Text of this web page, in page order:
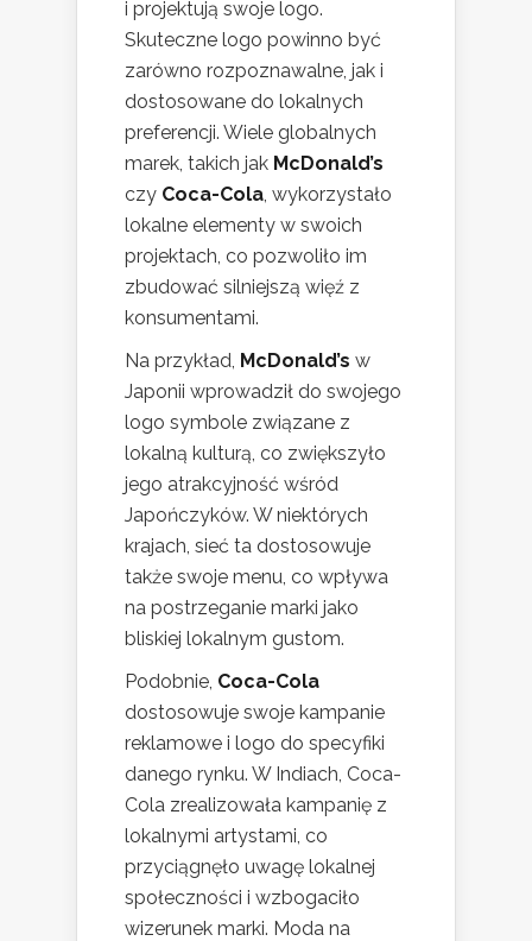
i projektują swoje logo.
Skuteczne logo powinno być
zarówno rozpoznawalne, jak i
dostosowane do lokalnych
preferencji. Wiele globalnych
marek, takich jak McDonald’s
czy Coca-Cola , wykorzystało
lokalne elementy w swoich
projektach, co pozwoliło im
zbudować silniejszą więź z
konsumentami.
Na przykład, McDonald’s w
Japonii wprowadził do swojego
logo symbole związane z
lokalną kulturą, co zwiększyło
jego atrakcyjność wśród
Japończyków. W niektórych
krajach, sieć ta dostosowuje
także swoje menu, co wpływa
na postrzeganie marki jako
bliskiej lokalnym gustom.
Podobnie, Coca-Cola
dostosowuje swoje kampanie
reklamowe i logo do specyfiki
danego rynku. W Indiach, Coca-
Cola zrealizowała kampanię z
lokalnymi artystami, co
przyciągnęło uwagę lokalnej
społeczności i wzbogaciło
wizerunek marki. Moda na